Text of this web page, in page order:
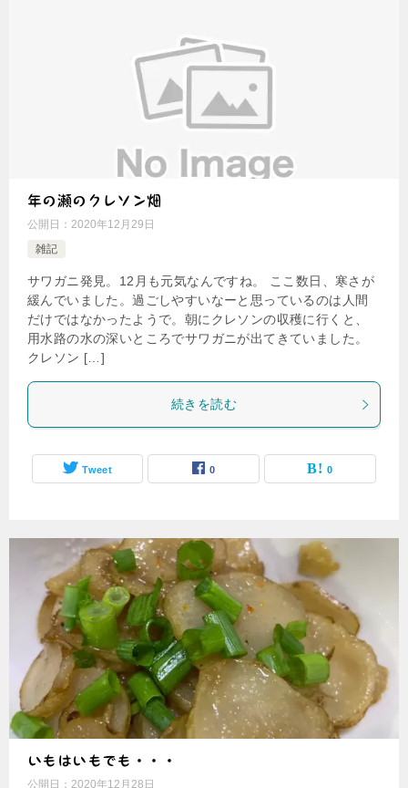
年の瀬のクレソン畑
公開日： 2020年12月29日
雑記
サワガニ発見。12月も元気なんですね。 ここ数日、寒さが
緩んでいました。過ごしやすいなーと思っているのは人間
だけではなかったようで。朝にクレソンの収穫に行くと、
用水路の水の深いところでサワガニが出てきていました。
クレソン […]
続きを読む
Tweet 0 0
いもはいもでも・・・
公開日： 2020年12月28日